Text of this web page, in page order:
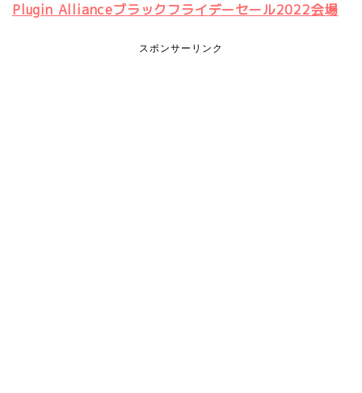
Plugin Allianceブラックフライデーセール2022会場
スポンサーリンク